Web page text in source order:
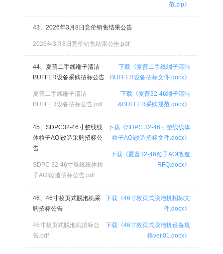
范.zip》
43、2026年3月8日竞价销售结果公告
2026年3月8日竞价销售结果公告.pdf
44、夏普二手线端子清洁
BUFFER设备采购招标公告
夏普二手线端子清洁
BUFFER设备招标公告.pdf
下载《夏普二手线端子清洁
BUFFER设备招标文件.docx》
下载《夏普32-46端子清洁
&BUFFER采购规范.docx》
45、SDPC32-46寸整线线
体粒子AOI改造采购招标公
告
SDPC 32-46寸整线线体粒
子AOI改造招标公告.pdf
下载《SDPC 32-46寸整线线体
粒子AOI改造招标文件.docx》
下载《夏普32-46粒子AOI改造
RFQ.docx》
46、46寸枚页式脱泡机采
购招标公告
46寸枚页式脱泡机招标公
告.pdf
下载《46寸枚页式脱泡机招标文
件.docx》
下载《46寸枚页式脱泡机设备规
格ver.01.docx》